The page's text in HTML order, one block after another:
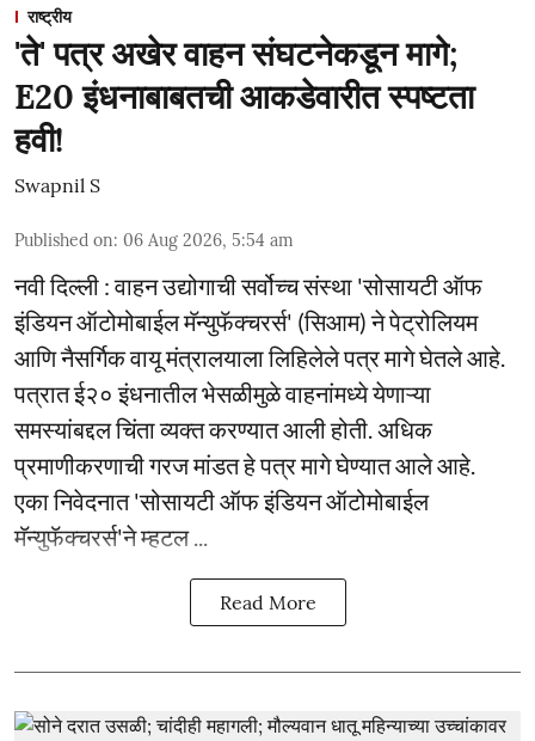
राष्ट्रीय
'ते' पत्र अखेर वाहन संघटनेकडून मागे;
E20 इंधनाबाबतची आकडेवारीत स्पष्टता
हवी!
Swapnil S
Published on: 06 Aug 2026, 5:54 am
नवी दिल्ली : वाहन उद्योगाची सर्वोच्च संस्था 'सोसायटी ऑफ
इंडियन ऑटोमोबाईल मॅन्युफॅक्चरर्स' (सिआम) ने पेट्रोलियम
आणि नैसर्गिक वायू मंत्रालयाला लिहिलेले पत्र मागे घेतले आहे.
पत्रात ई२० इंधनातील भेसळीमुळे वाहनांमध्ये येणाऱ्या
समस्यांबद्दल चिंता व्यक्त करण्यात आली होती. अधिक
प्रमाणीकरणाची गरज मांडत हे पत्र मागे घेण्यात आले आहे.
एका निवेदनात 'सोसायटी ऑफ इंडियन ऑटोमोबाईल
मॅन्युफॅक्चरर्स'ने म्हटल ...
Read More